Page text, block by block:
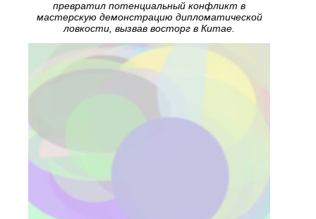
превратил потенциальный конфликт в
мастерскую демонстрацию дипломатической
ловкости, вызвав восторг в Китае.